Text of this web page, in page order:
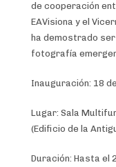
de cooperación
EAVisiona y el
ha demostrado
fotografía
Inauguración: 18
Lugar: Sala
(Edificio de la
Duración: Hasta el